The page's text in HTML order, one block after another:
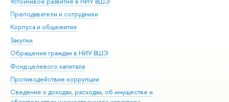
Преподаватели и сотрудники
Корпуса и общежития
Закупки
Обращения граждан в НИУ ВШЭ
Фонд целевого капитала
Противодействие коррупции
Сведения о доходах, расходах, об имуществе и